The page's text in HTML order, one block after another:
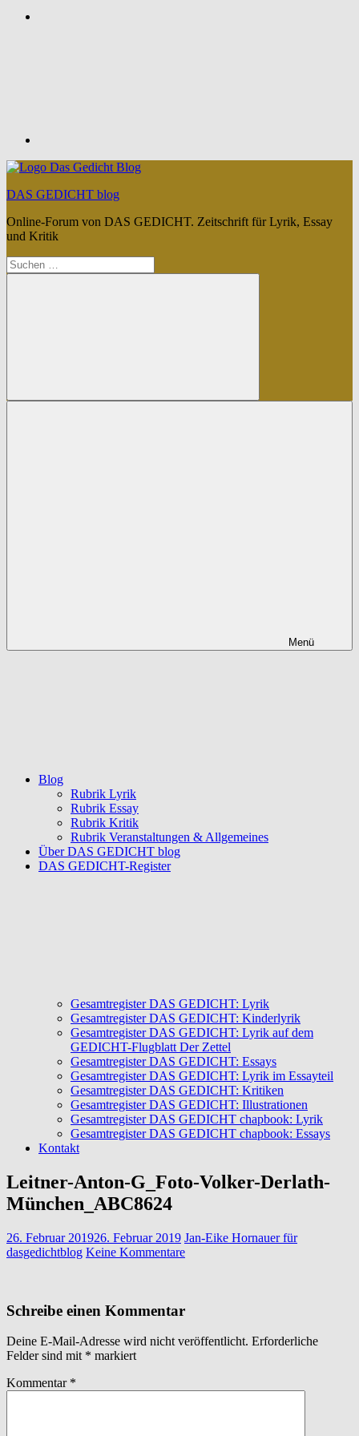
DAS GEDICHT blog
Online-Forum von DAS GEDICHT. Zeitschrift für Lyrik, Essay
und Kritik
Suchen
nach:
Suchen
Menü
Blog
Rubrik Lyrik
Rubrik Essay
Rubrik Kritik
Rubrik Veranstaltungen & Allgemeines
Über DAS GEDICHT blog
DAS GEDICHT-Register
Gesamtregister DAS GEDICHT: Lyrik
Gesamtregister DAS GEDICHT: Kinderlyrik
Gesamtregister DAS GEDICHT: Lyrik auf dem
GEDICHT-Flugblatt Der Zettel
Gesamtregister DAS GEDICHT: Essays
Gesamtregister DAS GEDICHT: Lyrik im Essayteil
Gesamtregister DAS GEDICHT: Kritiken
Gesamtregister DAS GEDICHT: Illustrationen
Gesamtregister DAS GEDICHT chapbook: Lyrik
Gesamtregister DAS GEDICHT chapbook: Essays
Kontakt
Leitner-Anton-G_Foto-Volker-Derlath-
München_ABC8624
26. Februar 201926. Februar 2019 Jan-Eike Hornauer für
dasgedichtblog Keine Kommentare
Schreibe einen Kommentar
Deine E-Mail-Adresse wird nicht veröffentlicht. Erforderliche
Felder sind mit * markiert
Kommentar *